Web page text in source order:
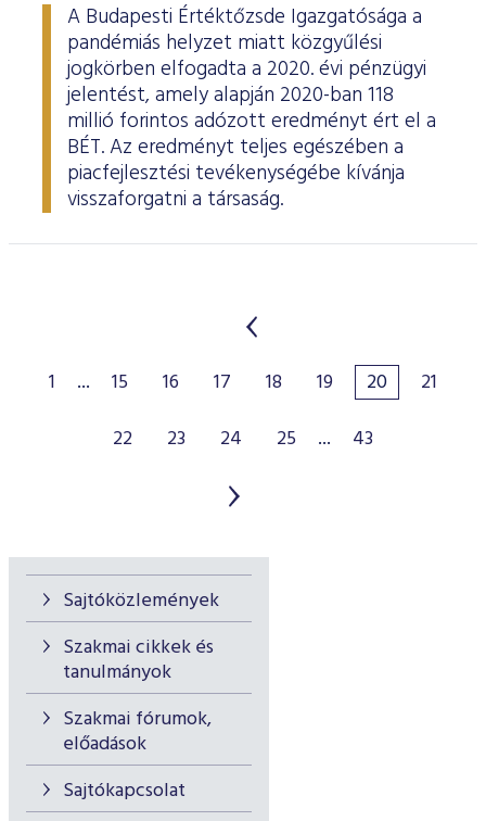
Sajtóközlemények
Szakmai cikkek és
tanulmányok
Szakmai fórumok,
előadások
Sajtókapcsolat
A Budapesti Értéktőzsde Igazgatósága a
pandémiás helyzet miatt közgyűlési
jogkörben elfogadta a 2020. évi pénzügyi
jelentést, amely alapján 2020-ban 118
millió forintos adózott eredményt ért el a
BÉT. Az eredményt teljes egészében a
piacfejlesztési tevékenységébe kívánja
visszaforgatni a társaság.
1 ... 15 16 17 18 19 20
21
22
23 24 25 ... 43